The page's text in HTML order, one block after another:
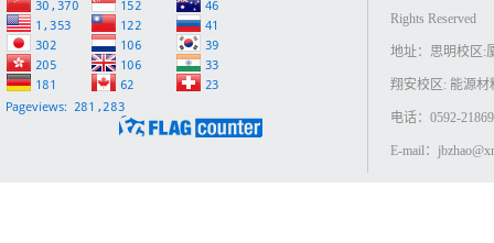
Rights Reserved
地址：思明校区:
翔安校区: 能源
电话：0592-
E-mail：